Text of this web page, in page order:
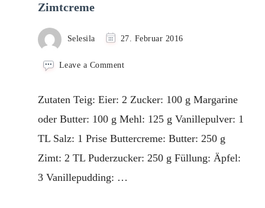
Zimtcreme
Selesila 27. Februar 2016
Leave a Commenton
Apfelfüllung
und
Zutaten Teig: Eier: 2 Zucker: 100 g Margarine
oder Butter: 100 g Mehl: 125 g Vanillepulver: 1
TL Salz: 1 Prise Buttercreme: Butter: 250 g
Zimt: 2 TL Puderzucker: 250 g Füllung: Äpfel:
3 Vanillepudding: …